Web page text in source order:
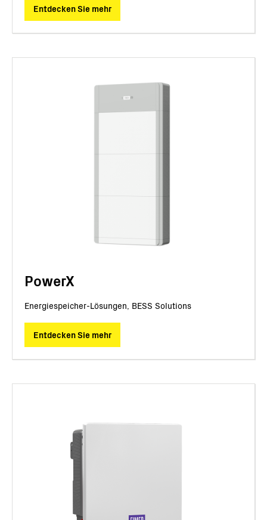
Entdecken Sie mehr
PowerX
Energiespeicher-Lösungen, BESS Solutions
Entdecken Sie mehr